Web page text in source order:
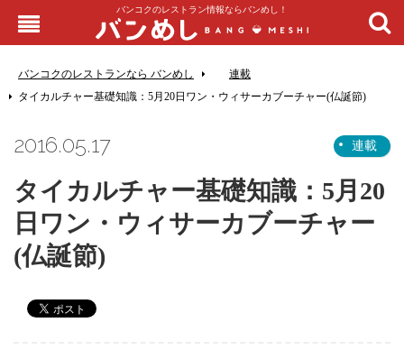
バンコクのレストラン情報ならバンめし！
バンコクのレストランなら バンめし
連載
タイカルチャー基礎知識：5月20日ワン・ウィサーカブーチャー(仏誕節)
2016.05.17 連載
タイカルチャー基礎知識：5月20
日ワン・ウィサーカブーチャー
(仏誕節)